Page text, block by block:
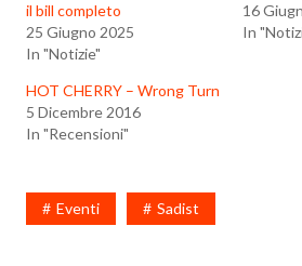
il bill completo
25 Giugno 2025
In "Notizie"
16
In
HOT CHERRY – Wrong Turn
5 Dicembre 2016
In "Recensioni"
Eventi Sadist